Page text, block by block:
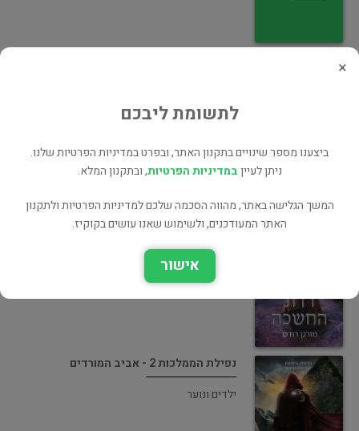
נפילת הממלכות 3 - רדת החשכה
ילדים ונוער
נפילת הממלכות 2 - אביב המורדים
ילדים ונוער
×
לתשומת ליבכם
ביצענו מספר שינויים בתקנון האתר, ובפרט במדיניות הפרטיות שלנו.
ניתן לעייןבמדיניות הפרטיות, ובתקנון המלא.
המשך הגלישה באתר, מהווה הסכמה שלכם למדיניות הפרטיות ולתקנון
האתר המעודכנים, ולשימוש שאנו עושים בקוקיז.
אישור